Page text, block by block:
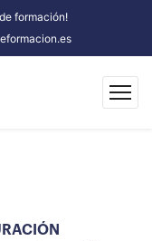
formación!